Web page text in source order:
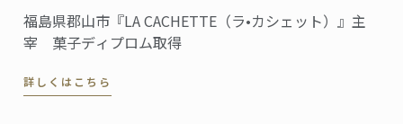
福島県郡山市『LA CACHETTE（ラ•カシェット）』主
宰 菓子ディプロム取得
詳しくはこちら